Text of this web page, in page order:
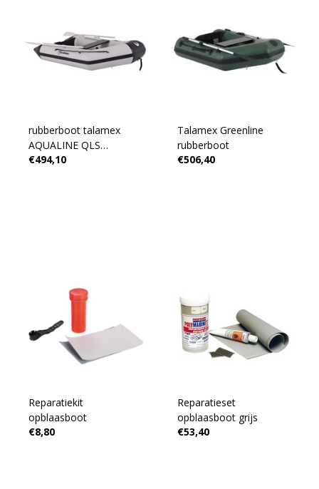
rubberboot talamex
AQUALINE QLS
lattenbodem
€494,10
Talamex Greenline
rubberboot
€506,40
Reparatiekit
opblaasboot
€8,80
Reparatieset
opblaasboot grijs
€53,40